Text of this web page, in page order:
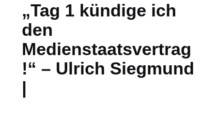
„Tag 1 kündige ich
den
Medienstaatsvertrag
!“ – Ulrich Siegmund
|